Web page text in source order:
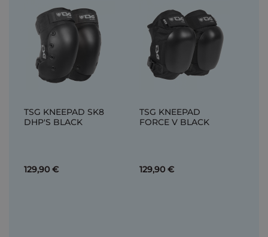
TSG KNEEPAD SK8
DHP'S BLACK
129,90 €
TSG KNEEPAD
FORCE V BLACK
129,90 €